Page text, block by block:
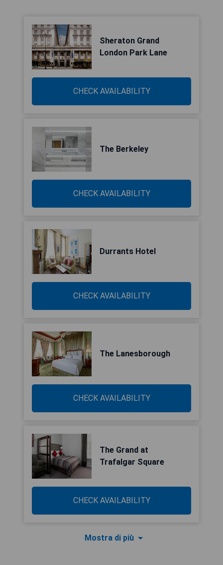
Sheraton Grand
London Park Lane
CHECK AVAILABILITY
The Berkeley
CHECK AVAILABILITY
Durrants Hotel
CHECK AVAILABILITY
The Lanesborough
CHECK AVAILABILITY
The Grand at
Trafalgar Square
CHECK AVAILABILITY
Mostra di più